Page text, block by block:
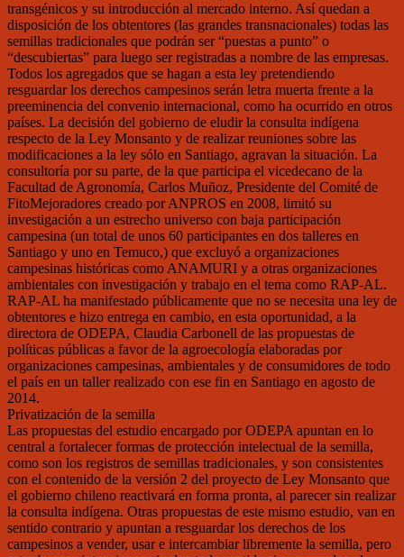
transgénicos y su introducción al mercado interno. Así quedan a
disposición de los obtentores (las grandes transnacionales) todas las
semillas tradicionales que podrán ser “puestas a punto” o
“descubiertas” para luego ser registradas a nombre de las empresas.
Todos los agregados que se hagan a esta ley pretendiendo
resguardar los derechos campesinos serán letra muerta frente a la
preeminencia del convenio internacional, como ha ocurrido en otros
países. La decisión del gobierno de eludir la consulta indígena
respecto de la Ley Monsanto y de realizar reuniones sobre las
modificaciones a la ley sólo en Santiago, agravan la situación. La
consultoría por su parte, de la que participa el vicedecano de la
Facultad de Agronomía, Carlos Muñoz, Presidente del Comité de
FitoMejoradores creado por ANPROS en 2008, limitó su
investigación a un estrecho universo con baja participación
campesina (un total de unos 60 participantes en dos talleres en
Santiago y uno en Temuco,) que excluyó a organizaciones
campesinas históricas como ANAMURI y a otras organizaciones
ambientales con investigación y trabajo en el tema como RAP-AL.
RAP-AL ha manifestado públicamente que no se necesita una ley de
obtentores e hizo entrega en cambio, en esta oportunidad, a la
directora de ODEPA, Claudia Carbonell de las propuestas de
políticas públicas a favor de la agroecología elaboradas por
organizaciones campesinas, ambientales y de consumidores de todo
el país en un taller realizado con ese fin en Santiago en agosto de
2014.
Privatización de la semilla
Las propuestas del estudio encargado por ODEPA apuntan en lo
central a fortalecer formas de protección intelectual de la semilla,
como son los registros de semillas tradicionales, y son consistentes
con el contenido de la versión 2 del proyecto de Ley Monsanto que
el gobierno chileno reactivará en forma pronta, al parecer sin realizar
la consulta indígena. Otras propuestas de este mismo estudio, van en
sentido contrario y apuntan a resguardar los derechos de los
campesinos a vender, usar e intercambiar libremente la semilla, pero